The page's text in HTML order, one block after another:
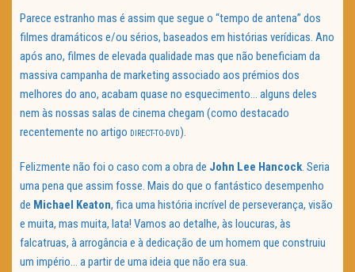
Parece estranho mas é assim que segue o “tempo de antena” dos
filmes dramáticos e/ou sérios, baseados em histórias verídicas. Ano
após ano, filmes de elevada qualidade mas que não beneficiam da
massiva campanha de marketing associado aos prémios dos
melhores do ano, acabam quase no esquecimento… alguns deles
nem às nossas salas de cinema chegam (como destacado
recentemente no artigo DIRECT-TO-DVD).
Felizmente não foi o caso com a obra de John Lee Hancock. Seria
uma pena que assim fosse. Mais do que o fantástico desempenho
de Michael Keaton, fica uma história incrível de perseverança, visão
e muita, mas muita, lata! Vamos ao detalhe, às loucuras, às
falcatruas, à arrogância e à dedicação de um homem que construiu
um império… a partir de uma ideia que não era sua.